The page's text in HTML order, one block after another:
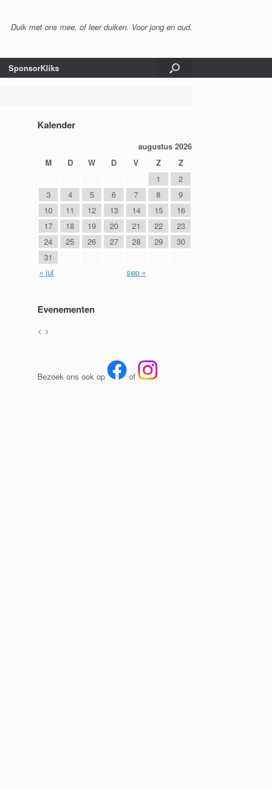
Duik met ons mee, of leer duiken. Voor jong en oud.
SponsorKliks
Kalender
augustus 2026
M
D W D V Z
Z
1
2
3
4 5 6 7 8
9
10
11 12 13 14 15
16
17
18 19 20 21 22
23
24
25 26 27 28 29
30
31
« jul
sep »
Evenementen
< >
Bezoek ons ook op of